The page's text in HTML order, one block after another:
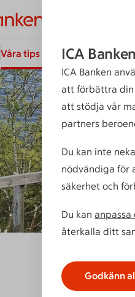
Våra tips Kundservice Bli
ICA
ICA Banken
att förbättra din
att stödja vår
partners
Du kan inte
nödvändiga för
säkerhet och
Du kan anpassa
återkalla ditt
Godkänn